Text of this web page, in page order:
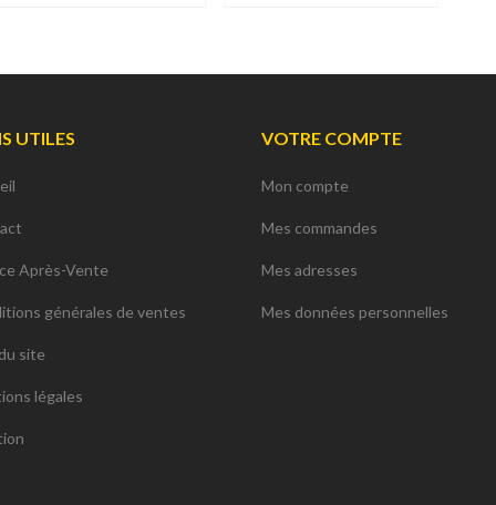
UTILES
Après-Vente
générales de ventes
site
légales
VOTRE COMPTE
Mon compte
Mes commandes
Mes adresses
Mes données personnelles